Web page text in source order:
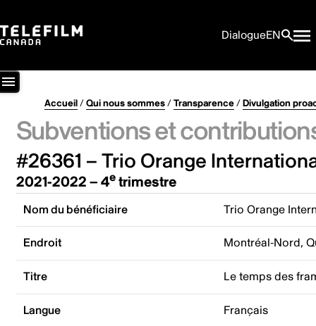
DialogueEN
Accueil/Qui nous sommes/Transparence/Divulgation
Subventions et
#26361 – Trio Orange
2021-2022 – 4etrimestre
Nom du bénéficiaire Trio Orange
Endroit Montréal-Nord,
Titre Le temps des
Langue Français